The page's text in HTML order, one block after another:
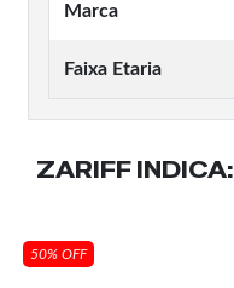
Marca
Faixa Etaria
ZARIFF INDICA:
50% OFF